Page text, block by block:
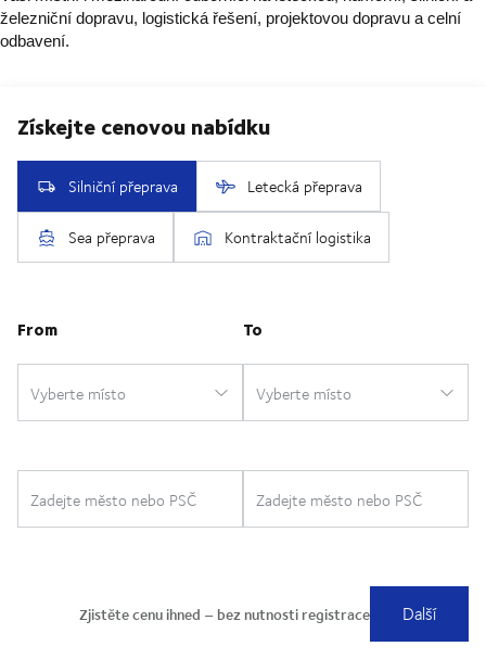
železniční dopravu, logistická řešení, projektovou dopravu a celní
odbavení.